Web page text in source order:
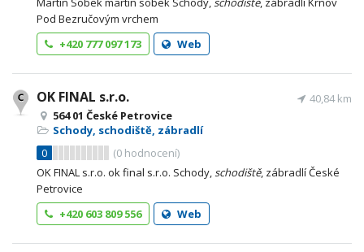
Pod Bezručovým vrchem
+420 777 097 173
Web
OK FINAL s.r.o.
564 01 České Petrovice
Schody, schodiště, zábradlí
0
(0 hodnocení)
40,84 km
OK FINAL s.r.o. ok final s.r.o. Schody,schodiště, zábradlí České
Petrovice
+420 603 809 556
Web